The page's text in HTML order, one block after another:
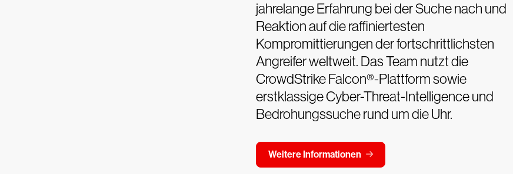
jahrelange Erfahrung bei der Suche nach und
Reaktion auf die raffiniertesten
Kompromittierungen der fortschrittlichsten
Angreifer weltweit. Das Team nutzt die
CrowdStrike Falcon®-Plattform sowie
erstklassige Cyber-Threat-Intelligence und
Bedrohungssuche rund um die Uhr.
Weitere Informationen